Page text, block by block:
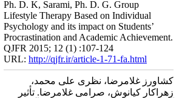
Ph. D. K, Sarami, Ph. D. G. Group
Lifestyle Therapy Based on Individual
Psychology and its impact on Students’
Procrastination and Academic Achievement.
QJFR 2015; 12 (1) :107-124
URL: http://qjfr.ir/article-1-71-fa.html
کشاورز غلامرضا، نظری علی محمد،
زهراکار کیانوش، صرامی غلامرضا. تأثیر